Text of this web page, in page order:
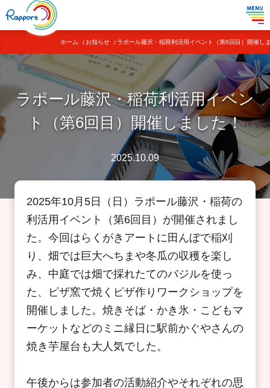
ホーム お知らせ ラポール藤沢・稲荷利活用イベント （第6回目） 開催し
ラポール藤沢・稲荷利活用イベン
ト
（第6回目） 開催しました！
2025.10.09
2025年10月5日（日）ラポール藤沢・稲荷の
利活用イベント（第6回目）が開催されまし
た。今回はらくがきアートに田んぼで稲刈
り、畑では巨大へちまや冬瓜の収穫を楽し
み、中庭では畑で採れたてのバジルを使っ
た、ピザ窯で焼くピザ作りワークショップを
開催しました。焼きそば・かき氷・こどもマ
ーケットなどのミニ縁日に駅前かぐやさんの
焼き芋屋台も大人気でした。
午後からは参加者の活動紹介やそれぞれの思